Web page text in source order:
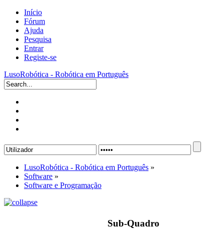
Início
Fórum
Ajuda
Pesquisa
Entrar
Registe-se
LusoRobótica - Robótica em Português
LusoRobótica - Robótica em Português »
Software »
Software e Programação
Sub-Quadro